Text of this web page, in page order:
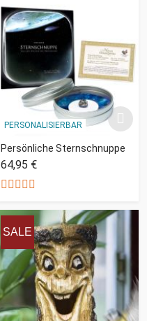
PERSONALISIERBAR
Persönliche Sternschnuppe
64,95 €
SALE